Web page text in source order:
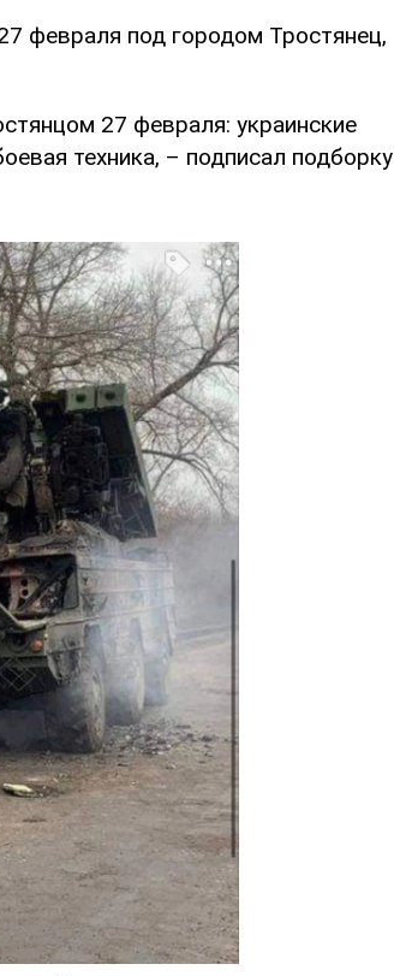
февраля под городом Тростянец,
27 февраля: украинские
техника, – подписал подборку